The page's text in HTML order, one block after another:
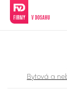
Bytová a